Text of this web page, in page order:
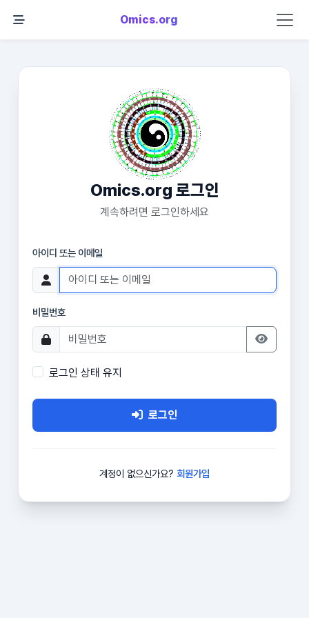
Omics.org
Omics.org 로그인
계속하려면 로그인하세요
아이디 또는 이메일
비밀번호
로그인 상태 유지
로그인
계정이 없으신가요? 회원가입